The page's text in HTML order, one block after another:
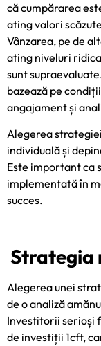
că cumpărarea
ating valori
Vânzarea, pe de
ating niveluri
sunt
bazează pe
angajament și
Alegerea
individuală și
Este important ca
implementată în
succes.
Strategia
Alegerea unei
de o analiză
Investitorii serioși
de investiții 1cft,